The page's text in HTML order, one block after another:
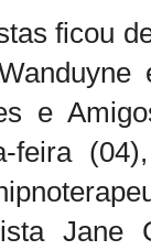
ficou
e
feira
Jane